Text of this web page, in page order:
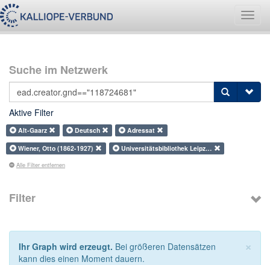
Suche im Netzwerk
Aktive Filter
Alt-Gaarz Deutsch
Adressat
Wiener, Otto (1862-1927)
Universitätsbibliothek Leipz…
Alle Filter entfernen
Filter
×
Ihr Graph wird erzeugt. Bei größeren Datensätzen
kann dies einen Moment dauern.